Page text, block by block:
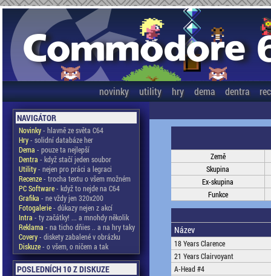
novinky utility hry dema dentra
NAVIGÁTOR
Novinky- hlavně ze světa C64
Hry- solidní databáze her
Dema - pouze ta nejlepší
Dentra - když stačí jeden soubor
Utility- nejen pro práci a legraci
Recenze- trocha textu o všem možném
PC Software- když to nejde na C64
Grafika - ne vždy jen 320x200
Fotogalerie- důkazy nejen z akcí
Intra - ty začátky! ... a mnohdy několik
Reklama - na ticho dňies .. a na hry taky
Covery- diskety zabalené v obrázku
Diskuze- o všem, o ničem a tak
POSLEDNÍCH 10 Z DISKUZE
Země
Skupina
Ex-skupina
Funkce
Název
18 Years Clarence
21 Years Clairvoyant
A-Head #4